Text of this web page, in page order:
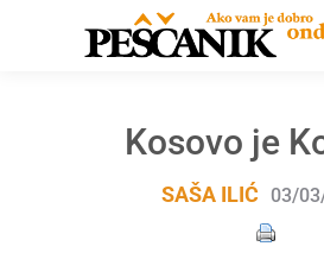
Kosovo je
SAŠA ILIĆ 03/